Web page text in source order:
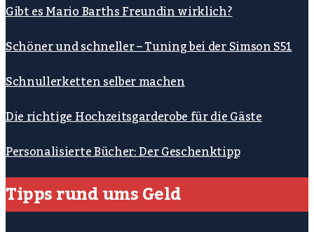
Gibt es Mario Barths Freundin wirklich?
Schöner und schneller – Tuning bei der Simson S51
Schnullerketten selber machen
Die richtige Hochzeitsgarderobe für die Gäste
Personalisierte Bücher: Der Geschenktipp
Tipps rund ums Geld